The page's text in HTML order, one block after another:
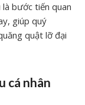
bước tiến quan
giúp quý
quật lỡ đại
cá nhân